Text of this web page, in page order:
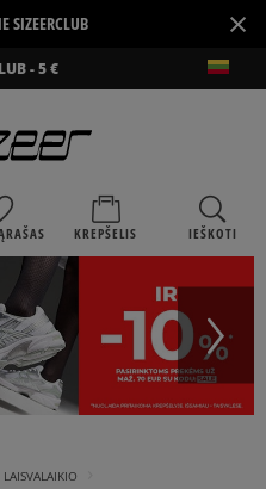
SIZEERCLUB ×
- 5 €
KREPŠELIS IEŠKOTI
LAISVALAIKIO